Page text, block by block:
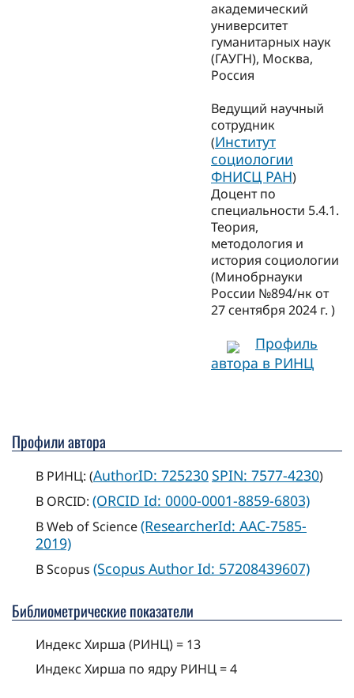
академический
университет
гуманитарных наук
(ГАУГН), Москва,
Россия
Ведущий научный
сотрудник
(Институт
социологии
ФНИСЦ РАН)
Доцент по
специальности 5.4.1.
Теория,
методология и
история социологии
(Минобрнауки
России №894/нк от
27 сентября 2024 г. )
Профиль
автора в РИНЦ
Профили автора
В РИНЦ: (AuthorID: 725230 SPIN: 7577-4230)
В ORCID: (ORCID Id: 0000-0001-8859-6803)
В Web of Science(ResearcherId: AAC-7585-
2019)
В Scopus (Scopus Author Id: 57208439607)
Библиометрические показатели
Индекс Хирша (РИНЦ) = 13
Индекс Хирша по ядру РИНЦ = 4